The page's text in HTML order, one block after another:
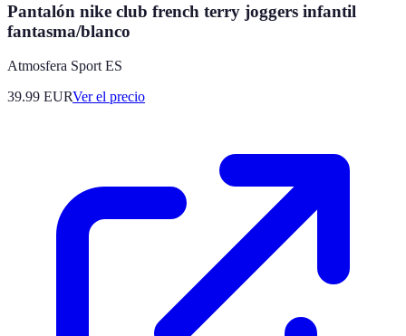
Pantalón nike club french terry joggers infantil
fantasma/blanco
Atmosfera Sport ES
39.99 EURVer el precio